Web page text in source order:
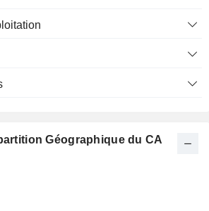
Géographique du CA